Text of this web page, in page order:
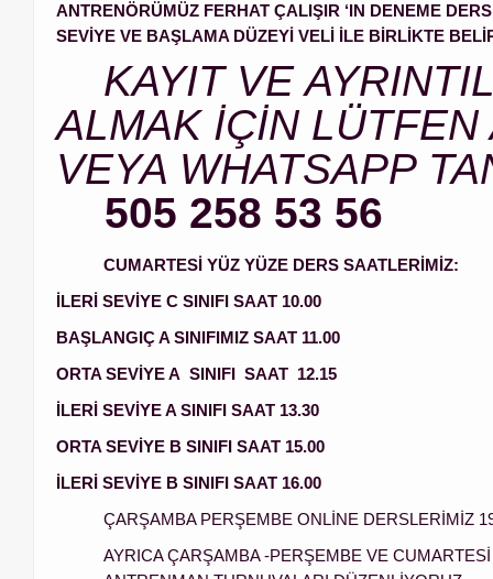
ANTRENÖRÜMÜZ FERHAT ÇALIŞIR ‘IN DENEME
SEVİYE VE BAŞLAMA DÜZEYİ VELİ İLE BİRLİKTE
KAYIT VE
ALMAK İÇİN LÜTFEN
VEYA WHATSAPP
505 258 53 56
CUMARTESİ YÜZ YÜZE DERS SAATLERİMİZ:
İLERİ SEVİYE C SINIFI SAAT 10.00
BAŞLANGIÇ A SINIFIMIZ SAAT 11.00
ORTA SEVİYE A SINIFI SAAT 12.15
İLERİ SEVİYE A SINIFI SAAT 13.30
ORTA SEVİYE B SINIFI SAAT 15.00
İLERİ SEVİYE B SINIFI SAAT 16.00
ÇARŞAMBA PERŞEMBE ONLİNE DERSLERİMİZ
AYRICA ÇARŞAMBA -PERŞEMBE VE